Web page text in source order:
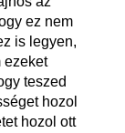
ez nem
is legyen,
ezeket
teszed
hozol
hozol ott